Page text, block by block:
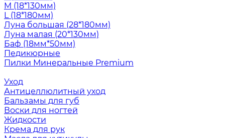
M (18*130мм)
L (18*180мм)
Луна большая (28*180мм)
Луна малая (20*130мм)
Баф (18мм*50мм)
Педикюрные
Пилки Минеральные Premium
Уход
Антицеллюлитный уход
Бальзамы для губ
Воски для ногтей
Жидкости
Крема для рук